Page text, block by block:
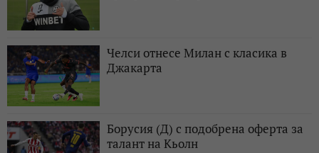
Челси отнесе Милан с класика в
Джакарта
Борусия (Д) с подобрена оферта за
талант на Кьолн